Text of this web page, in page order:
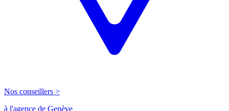
Nos conseillers >
à l'agence de Genève